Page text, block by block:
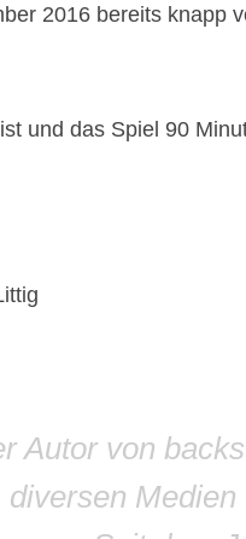
2016 bereits knapp
und das Spiel 90
Autor von
diversen